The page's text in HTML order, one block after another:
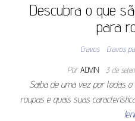
Descubra o que
para
Cravos Cravos
Por ADMIN 3 de
Saiba de uma vez por todas
roupas e quais suas